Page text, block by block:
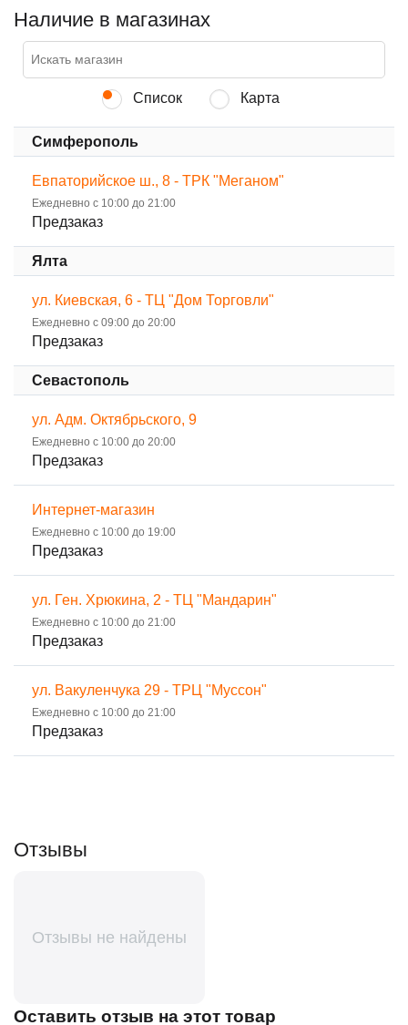
Наличие в магазинах
Список Карта
Симферополь
Евпаторийское ш., 8 - ТРК "Меганом"
Ежедневно с 10:00 до 21:00
Предзаказ
Ялта
ул. Киевская, 6 - ТЦ "Дом Торговли"
Ежедневно с 09:00 до 20:00
Предзаказ
Севастополь
ул. Адм. Октябрьского, 9
Ежедневно с 10:00 до 20:00
Предзаказ
Интернет-магазин
Ежедневно с 10:00 до 19:00
Предзаказ
ул. Ген. Хрюкина, 2 - ТЦ "Мандарин"
Ежедневно с 10:00 до 21:00
Предзаказ
ул. Вакуленчука 29 - ТРЦ "Муссон"
Ежедневно с 10:00 до 21:00
Предзаказ
Отзывы
Отзывы не найдены
Оставить отзыв на этот товар